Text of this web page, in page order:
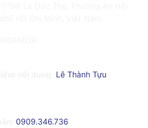
Lê Thành Tựu
0909.346.736